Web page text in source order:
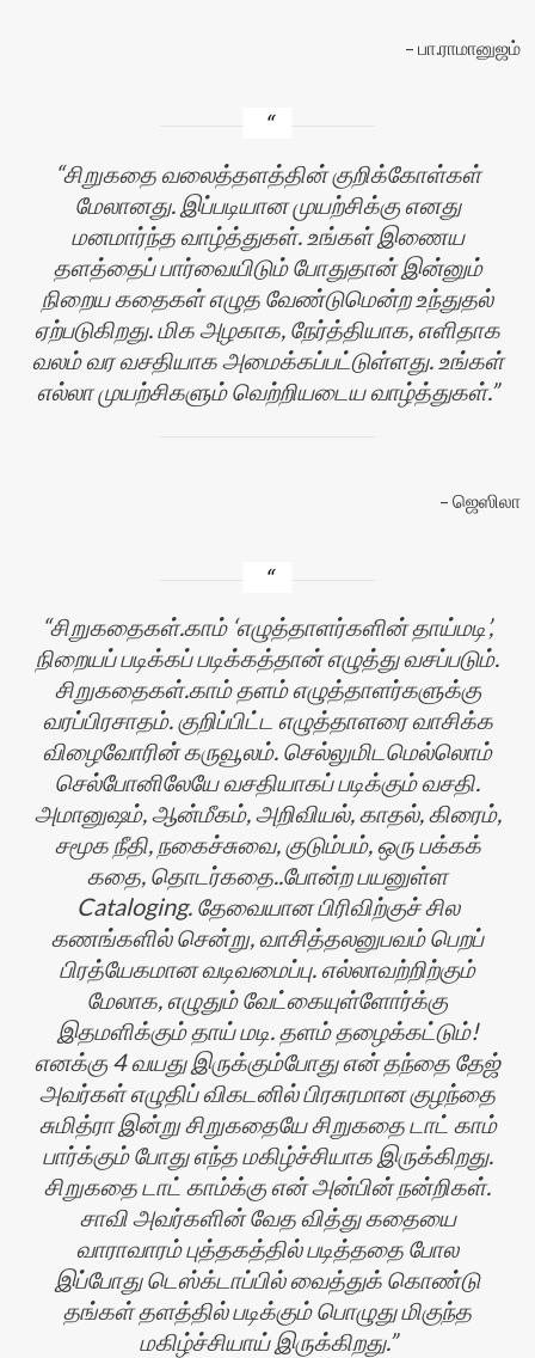
பா.ராமானுஜம்
சிறுகதை வலைத்தளத்தின் குறிக்கோள்கள்
மேலானது. இப்படியான முயற்சிக்கு எனது
மனமார்ந்த வாழ்த்துகள். உங்கள் இணைய
தளத்தைப் பார்வையிடும் போதுதான் இன்னும்
நிறைய கதைகள் எழுத வேண்டுமென்ற உந்துதல்
ஏற்படுகிறது. மிக அழகாக, நேர்த்தியாக, எளிதாக
வலம் வர வசதியாக அமைக்கப்பட்டுள்ளது. உங்கள்
எல்லா முயற்சிகளும் வெற்றியடைய வாழ்த்துகள்.
ஜெஸிலா
சிறுகதைகள்.காம் ‘எழுத்தாளர்களின் தாய்மடி’,
நிறையப் படிக்கப் படிக்கத்தான் எழுத்து வசப்படும்.
சிறுகதைகள்.காம் தளம் எழுத்தாளர்களுக்கு
வரப்பிரசாதம். குறிப்பிட்ட எழுத்தாளரை வாசிக்க
விழைவோரின் கருவூலம். செல்லுமிடமெல்லொம்
செல்போனிலேயே வசதியாகப் படிக்கும் வசதி.
அமானுஷம், ஆன்மீகம், அறிவியல், காதல், கிரைம்,
சமூக நீதி, நகைச்சுவை, குடும்பம், ஒரு பக்கக்
கதை, தொடர்கதை..போன்ற பயனுள்ள
Cataloging. தேவையான பிரிவிற்குச் சில
கணங்களில் சென்று, வாசித்தலனுபவம் பெறப்
பிரத்யேகமான வடிவமைப்பு. எல்லாவற்றிற்கும்
மேலாக, எழுதும் வேட்கையுள்ளோர்க்கு
இதமளிக்கும் தாய் மடி. தளம் தழைக்கட்டும்!
எனக்கு 4 வயது இருக்கும்போது என் தந்தை தேஜ்
அவர்கள் எழுதிப் விகடனில் பிரசுரமான குழந்தை
சுமித்ரா இன்று சிறுகதையே சிறுகதை டாட் காம்
பார்க்கும் போது எந்த மகிழ்ச்சியாக இருக்கிறது.
சிறுகதை டாட் காம்க்கு என் அன்பின் நன்றிகள்.
சாவி அவர்களின் வேத வித்து கதையை
வாராவாரம் புத்தகத்தில் படித்ததை போல
இப்போது டெஸ்க்டாப்பில் வைத்துக் கொண்டு
தங்கள் தளத்தில் படிக்கும் பொழுது மிகுந்த
மகிழ்ச்சியாய் இருக்கிறது.